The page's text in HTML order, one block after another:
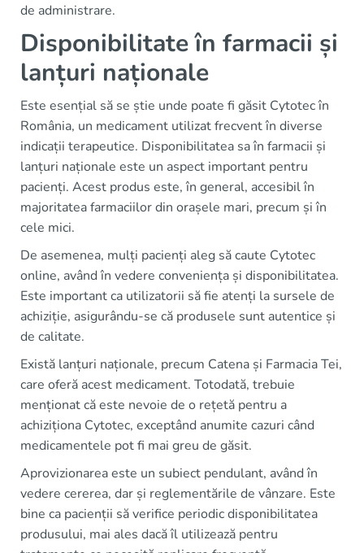
de administrare.
Disponibilitate în farmacii și
lanțuri naționale
Este esențial să se știe unde poate fi găsit Cytotec în
România, un medicament utilizat frecvent în diverse
indicații terapeutice. Disponibilitatea sa în farmacii și
lanțuri naționale este un aspect important pentru
pacienți. Acest produs este, în general, accesibil în
majoritatea farmaciilor din orașele mari, precum și în
cele mici.
De asemenea, mulți pacienți aleg să caute Cytotec
online, având în vedere conveniența și disponibilitatea.
Este important ca utilizatorii să fie atenți la sursele de
achiziție, asigurându-se că produsele sunt autentice și
de calitate.
Există lanțuri naționale, precum Catena și Farmacia Tei,
care oferă acest medicament. Totodată, trebuie
menționat că este nevoie de o rețetă pentru a
achiziționa Cytotec, exceptând anumite cazuri când
medicamentele pot fi mai greu de găsit.
Aprovizionarea este un subiect pendulant, având în
vedere cererea, dar și reglementările de vânzare. Este
bine ca pacienții să verifice periodic disponibilitatea
produsului, mai ales dacă îl utilizează pentru